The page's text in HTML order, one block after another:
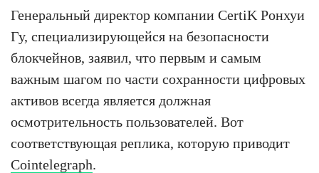
Генеральный директор компании CertiK Ронхуи
Гу, специализирующейся на безопасности
блокчейнов, заявил, что первым и самым
важным шагом по части сохранности цифровых
активов всегда является должная
осмотрительность пользователей. Вот
соответствующая реплика, которую приводит
Cointelegraph.